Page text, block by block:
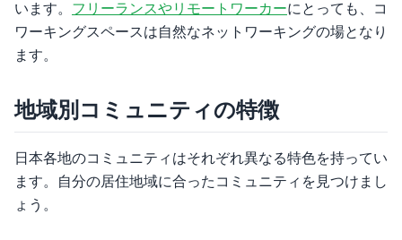
います。 フリーランスやリモートワーカーにとっても、コ
ワーキングスペースは自然なネットワーキングの場となり
ます。
地域別コミュニティの特徴
日本各地のコミュニティはそれぞれ異なる特色を持ってい
ます。自分の居住地域に合ったコミュニティを見つけまし
ょう。